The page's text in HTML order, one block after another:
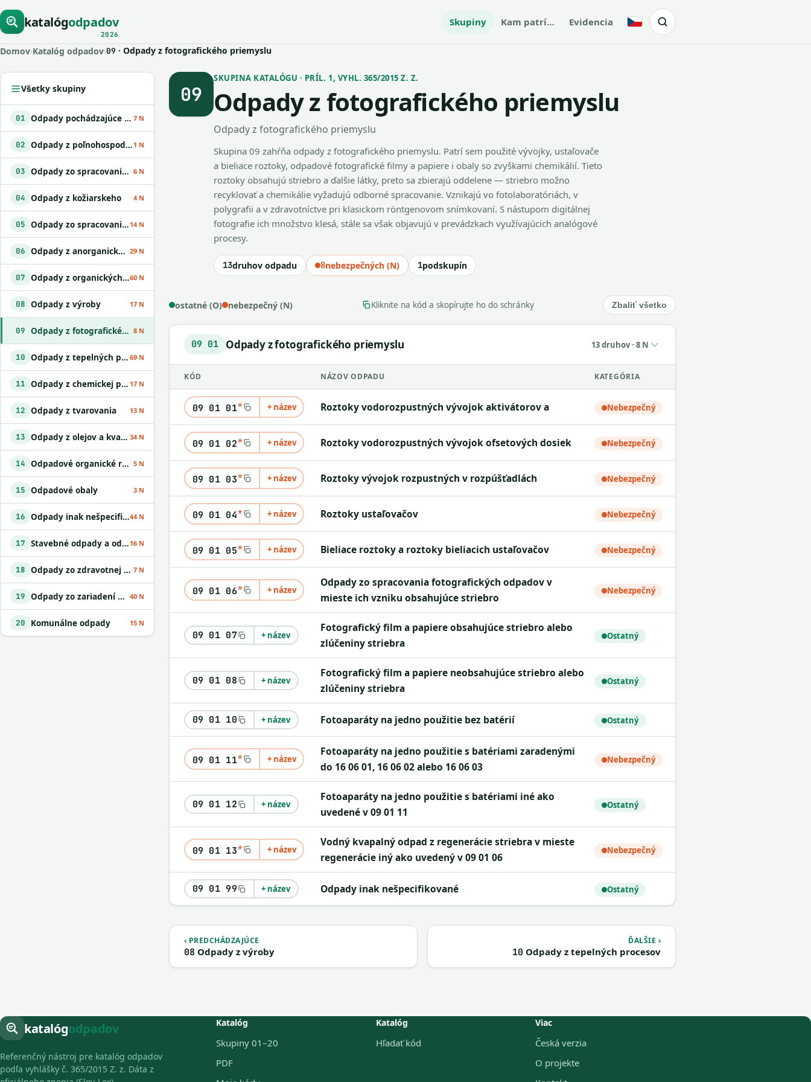
katalógodpadov
2026
Skupiny Kam patrí… Evidencia Česky
Domov›Katalóg odpadov›09 · Odpady z fotografického priemyslu
Všetky skupiny
01 Odpady pochádzajúce z geologického prieskumu 7 N
02 Odpady z poľnohospodárstva 1 N
03 Odpady zo spracovania dreva a z výroby papiera 6 N
04 Odpady z kožiarskeho 4 N
05 Odpady zo spracovania ropy 14 N
06 Odpady z anorganických chemických procesov 29 N
07 Odpady z organických chemických procesov60 N
08 Odpady z výroby 17 N
09 Odpady z fotografického priemyslu 8 N
10 Odpady z tepelných procesov 69 N
11 Odpady z chemickej povrchovej úpravy kovov a nanášania kovov a iných materiálov; odpady z hydrometalurgie neželezných kovov 17 N
12 Odpady z tvarovania 13 N
13 Odpady z olejov a kvapalných palív okrem jedlých olejov a odpadov uvedených v skupinách 05 a 12 34 N
14 Odpadové organické rozpúšťadlá 5 N
15 Odpadové obaly 3 N
16 Odpady inak nešpecifikované v tomto katalógu44 N
17 Stavebné odpady a odpady z demolácií vrátane výkopovej zeminy z kontaminovaných miest 16 N
18 Odpady zo zdravotnej alebo veterinárnej starostlivosti alebo s nimi súvisiaceho výskumu okrem kuchynských a reštauračných odpadov 7 N
19 Odpady zo zariadení na úpravu odpadu 40 N
20 Komunálne odpady 15 N
09
SKUPINA KATALÓGU · PRÍL. 1, VYHL. 365/2015 Z. Z.
Odpady z fotografického priemyslu
Odpady z fotografického priemyslu
Skupina 09 zahŕňa odpady z fotografického priemyslu. Patrí sem použité vývojky, ustaľovače
a bieliace roztoky, odpadové fotografické filmy a papiere i obaly so zvyškami chemikálií. Tieto
roztoky obsahujú striebro a ďalšie látky, preto sa zbierajú oddelene — striebro možno
recyklovať a chemikálie vyžadujú odborné spracovanie. Vznikajú vo fotolaboratóriách, v
polygrafii a v zdravotníctve pri klasickom röntgenovom snímkovaní. S nástupom digitálnej
fotografie ich množstvo klesá, stále sa však objavujú v prevádzkach využívajúcich analógové
procesy.
13druhov odpadu 8nebezpečných (N) 1podskupín
ostatné (O) nebezpečný (N) Kliknite na kód a skopírujte ho do schránky Zbaliť všetko
09 01 Odpady z fotografického priemyslu 13 druhov · 8 N
KÓD NÁZOV ODPADU KATEGÓRIA
09 01 01* + název roztoky vodorozpustných vývojok aktivátorov a Nebezpečný
09 01 02* + název roztoky vodorozpustných vývojok ofsetových dosiek Nebezpečný
09 01 03* + název roztoky vývojok rozpustných v rozpúšťadlách Nebezpečný
09 01 04* + název roztoky ustaľovačov Nebezpečný
09 01 05* + název bieliace roztoky a roztoky bieliacich ustaľovačov Nebezpečný
09 01 06* + název
odpady zo spracovania fotografických odpadov v
mieste ich vzniku obsahujúce striebro
Nebezpečný
09 01 07 + název
fotografický film a papiere obsahujúce striebro alebo
zlúčeniny striebra
Ostatný
09 01 08 + název
fotografický film a papiere neobsahujúce striebro alebo
zlúčeniny striebra
Ostatný
09 01 10 + název fotoaparáty na jedno použitie bez batérií Ostatný
09 01 11* + název
fotoaparáty na jedno použitie s batériami zaradenými
do 16 06 01, 16 06 02 alebo 16 06 03
Nebezpečný
09 01 12 + název
fotoaparáty na jedno použitie s batériami iné ako
uvedené v 09 01 11
Ostatný
09 01 13* + název
vodný kvapalný odpad z regenerácie striebra v mieste
regenerácie iný ako uvedený v 09 01 06
Nebezpečný
09 01 99 + název odpady inak nešpecifikované Ostatný
‹ PREDCHÁDZAJÚCE
08 Odpady z výroby
ĎALŠIE ›
10 Odpady z tepelných procesov
katalógodpadov
Referenčný nástroj pre katalóg odpadov
podľa vyhlášky č. 365/2015 Z. z. Dáta z
Katalóg
Skupiny 01–20
PDF
Katalóg
Hľadať kód
Viac
Česká verzia
O projekte